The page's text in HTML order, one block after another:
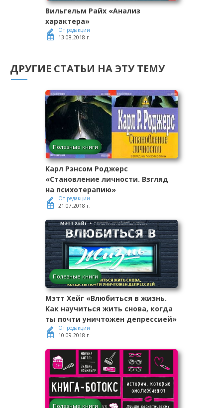
Вильгельм Райх «Анализ
характера»
От редакции
13.08.2018 г.
ДРУГИЕ СТАТЬИ НА ЭТУ ТЕМУ
Полезные книги
Карл Рэнсом Роджерс
«Становление личности. Взгляд
на психотерапию»
От редакции
21.07.2018 г.
Полезные книги
Мэтт Хейг «Влюбиться в жизнь.
Как научиться жить снова, когда
ты почти уничтожен депрессией»
От редакции
10.09.2018 г.
Полезные книги